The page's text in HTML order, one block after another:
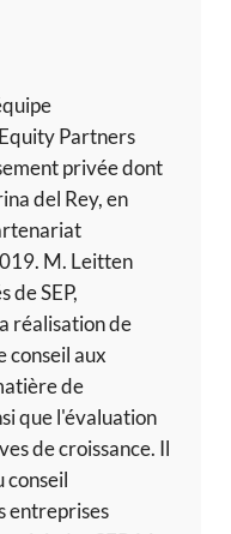
Partners
privée dont
del Rey, en
M. Leitten
de SEP,
réalisation de
conseil aux
de
que l'évaluation
de croissance. Il
entreprises